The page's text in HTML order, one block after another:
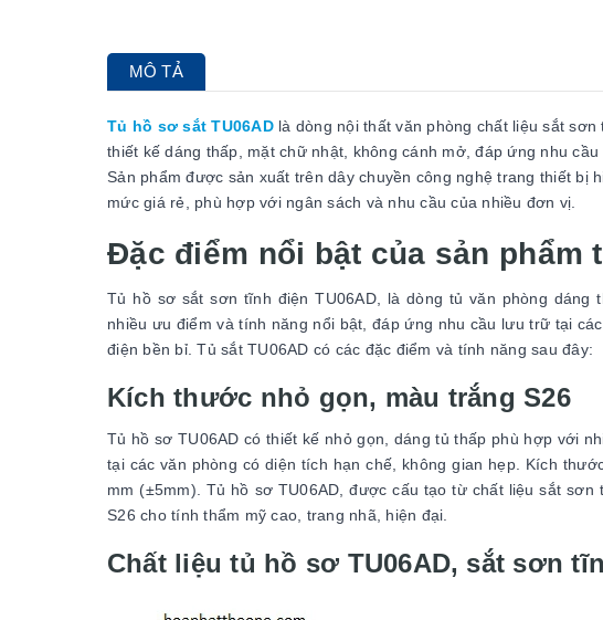
MÔ TẢ
Tủ hồ sơ sắt TU06ADlà dòng nội thất văn phòng chất liệu sắt
thiết kế dáng thấp, mặt chữ nhật, không cánh mở, đáp ứng nhu
Sản phẩm được sản xuất trên dây chuyền công nghệ trang thiết bị
mức giá rẻ, phù hợp với ngân sách và nhu cầu của nhiều đơn vị.
Đặc điểm nổi bật của sản phẩm
Tủ hồ sơ sắt sơn tĩnh điện TU06AD, là dòng tủ văn phòng
nhiều ưu điểm và tính năng nổi bật, đáp ứng nhu cầu lưu trữ tại
điện bền bỉ. Tủ sắt TU06AD có các đặc điểm và tính năng sau đây:
Kích thước nhỏ gọn, màu trắng S26
Tủ hồ sơ TU06AD có thiết kế nhỏ gọn, dáng tủ thấp phù hợp với
tại các văn phòng có diện tích hạn chế, không gian hẹp. Kích
mm (±5mm). Tủ hồ sơ TU06AD, được cấu tạo từ chất liệu sắt
S26 cho tính thẩm mỹ cao, trang nhã, hiện đại.
Chất liệu tủ hồ sơ TU06AD, sắt sơn